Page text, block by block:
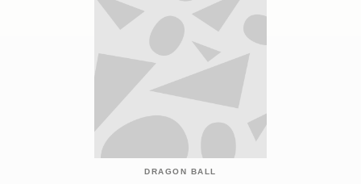
DRAGON BALL